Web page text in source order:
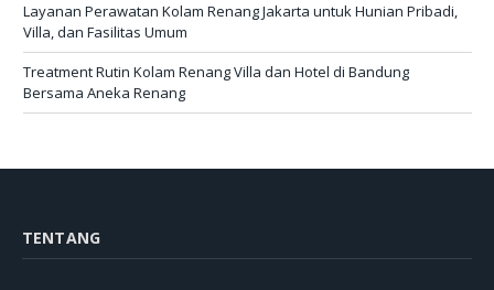
Layanan Perawatan Kolam Renang Jakarta untuk Hunian Pribadi,
Villa, dan Fasilitas Umum
Treatment Rutin Kolam Renang Villa dan Hotel di Bandung
Bersama Aneka Renang
TENTANG